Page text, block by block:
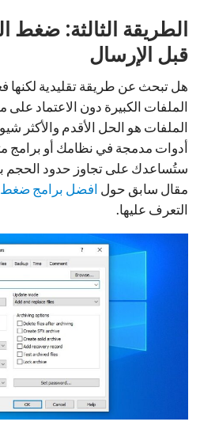
الطريقة الثالثة: ضغط
قبل الإرسال
هل تبحث عن طريقة تقليدية
الملفات الكبيرة دون الاعتماد
الملفات هو الحل الأقدم والأكثر
أدوات مدمجة في نظامك أو برامج
ستُساعدك على تجاوز حدود الحجم
مقال سابق حول افضل برامج ضغط
التعرف عليها.